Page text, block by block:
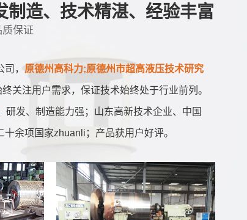
制造、技术精湛、经验丰富
保证
， 原德州高科力;原德州市超高液压技术研究
关注用户需求，保证技术始终处于行业前列。
研发、制造能力强；山东高新技术企业、中国
余项国家zhuanli；产品获用户好评。